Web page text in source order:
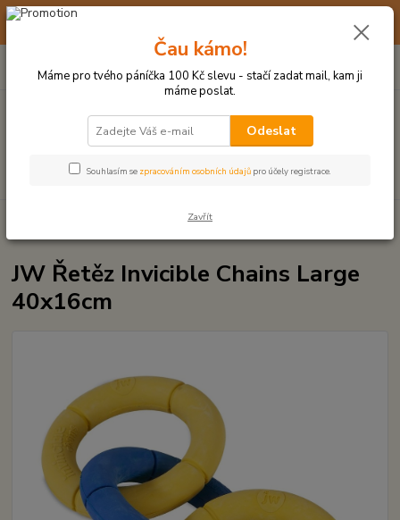
☀️ 10. - 14. SRPNA 2026 MÁME DOVOLENOU ☀️ OBJEDNÁVKY
Hledat
po–pá: 9–17 hod.
za0 Kč
HRAČKY Z TVRDÉ GUMY, PLASTU
JW Řetěz Invicible Chains Large
40x16cm
Čau kámo!
Máme pro tvého páníčka 100 Kč slevu - stačí zadat mail, kam ji
máme poslat.
Odeslat
Souhlasím se zpracováním osobních údajů pro účely registrace.
Zavřít